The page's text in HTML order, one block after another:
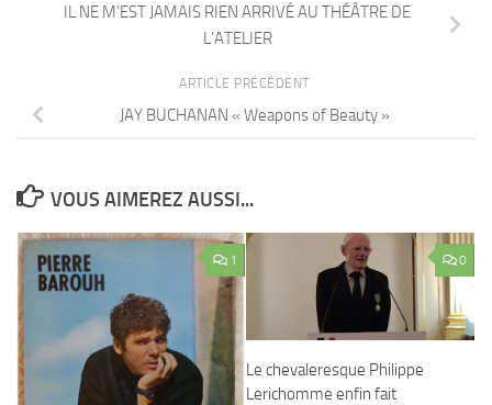
IL NE M’EST JAMAIS RIEN ARRIVÉ AU THÉÂTRE DE
L’ATELIER
ARTICLE PRÉCÉDENT
JAY BUCHANAN « Weapons of Beauty »
VOUS AIMEREZ AUSSI...
1 0
Le chevaleresque Philippe
Lerichomme enfin fait